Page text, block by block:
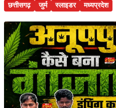
छत्तीसगढ़
जुर्म स्लाइडर मध्यप्रदेश